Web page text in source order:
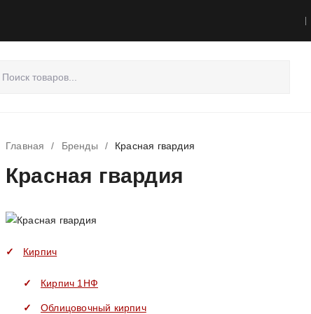
Главная / Бренды / Красная гвардия
Красная гвардия
Кирпич
Кирпич 1НФ
Облицовочный кирпич